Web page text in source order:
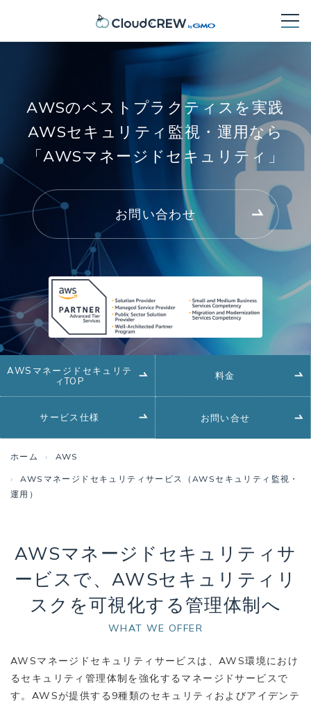
AWSのベストプラクティスを実践
AWSセキュリティ監視・運用なら
「AWSマネージドセキュリティ」
お問い合わせ
AWSマネージドセキュリテ
ィTOP
料金
サービス仕様 お問い合せ
ホーム AWS
AWSマネージドセキュリティサービス（AWSセキュリティ監視・
運用）
AWSマネージドセキュリティサ
ービスで、 AWSセキュリティリ
スクを可視化する管理体制へ
WHAT WE OFFER
AWSマネージドセキュリティサービスは、AWS環境におけ
るセキュリティ管理体制を強化するマネージドサービスで
す。AWSが提供する9種類のセキュリティおよびアイデンテ